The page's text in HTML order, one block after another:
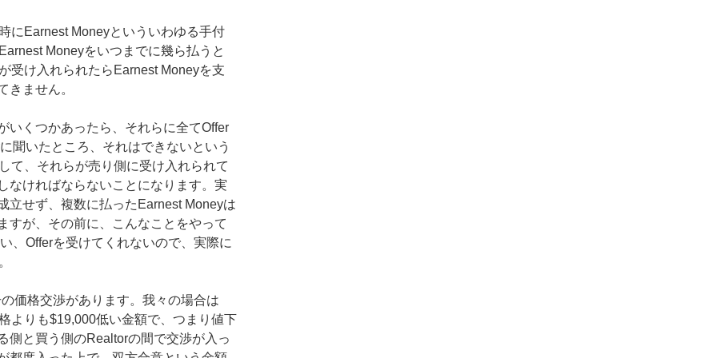
にEarnest Moneyといういわゆる手付
Moneyをいつまでに幾ら払うと
受け入れられたらEarnest Moneyを支
きません。
いくつかあったら、それらに全てOffer
聞いたところ、それはできないという
て、それらが売り側に受け入れられて
なければならないことになります。実
立せず、複数に払ったEarnest Moneyは
すが、その前に、こんなことをやって
、Offerを受けてくれないので、実際に
価格交渉があります。我々の場合は
よりも$19,000低い金額で、つまり値下
側と買う側のRealtorの間で交渉が入っ